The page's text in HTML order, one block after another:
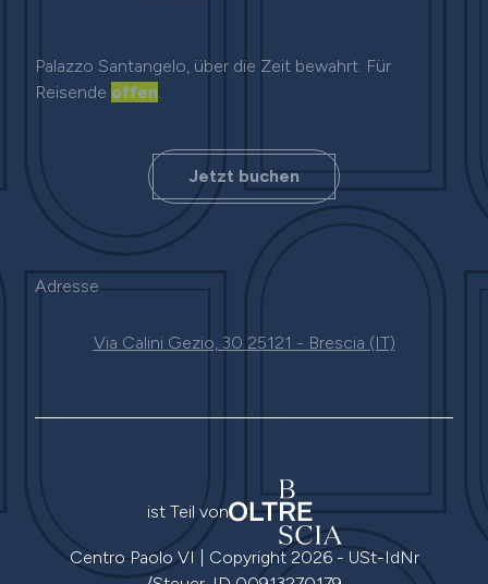
Palazzo Santangelo, über die Zeit bewahrt. Für
Reisende offen.
Jetzt buchen
Adresse
Via Calini Gezio, 30 25121 - Brescia (IT)
ist Teil von
Centro Paolo VI Copyright 2026- USt-IdNr